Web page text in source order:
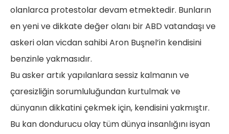
olanlarca protestolar devam etmektedir. Bunların
en yeni ve dikkate değer olanı bir ABD vatandaşı ve
askeri olan vicdan sahibi Aron Buşnel’in kendisini
benzinle yakmasıdır.
Bu asker artık yapılanlara sessiz kalmanın ve
çaresizliğin sorumluluğundan kurtulmak ve
dünyanın dikkatini çekmek için, kendisini yakmıştır.
Bu kan dondurucu olay tüm dünya insanlığını isyan